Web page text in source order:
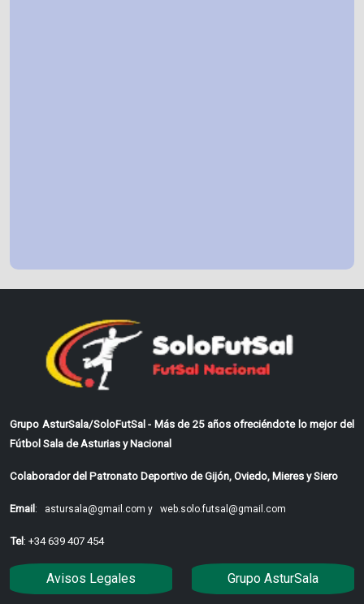
Grupo AsturSala/SoloFutSal - Más de 25 años ofreciéndote lo mejor del
Fútbol Sala de Asturias y Nacional
Colaborador del Patronato Deportivo de Gijón, Oviedo, Mieres y Siero
Email: astursala@gmail.com y web.solo.futsal@gmail.com
Tel: +34 639 407 454
Avisos Legales Grupo AsturSala